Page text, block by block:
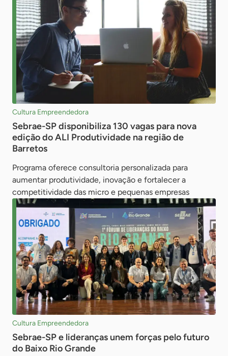
Cultura Empreendedora
Sebrae-SP disponibiliza 130 vagas para nova
edição do ALI Produtividade na região de
Barretos
Programa oferece consultoria personalizada para
aumentar produtividade, inovação e fortalecer a
competitividade das micro e pequenas empresas
Cultura Empreendedora
Sebrae-SP e lideranças unem forças pelo futuro
do Baixo Rio Grande